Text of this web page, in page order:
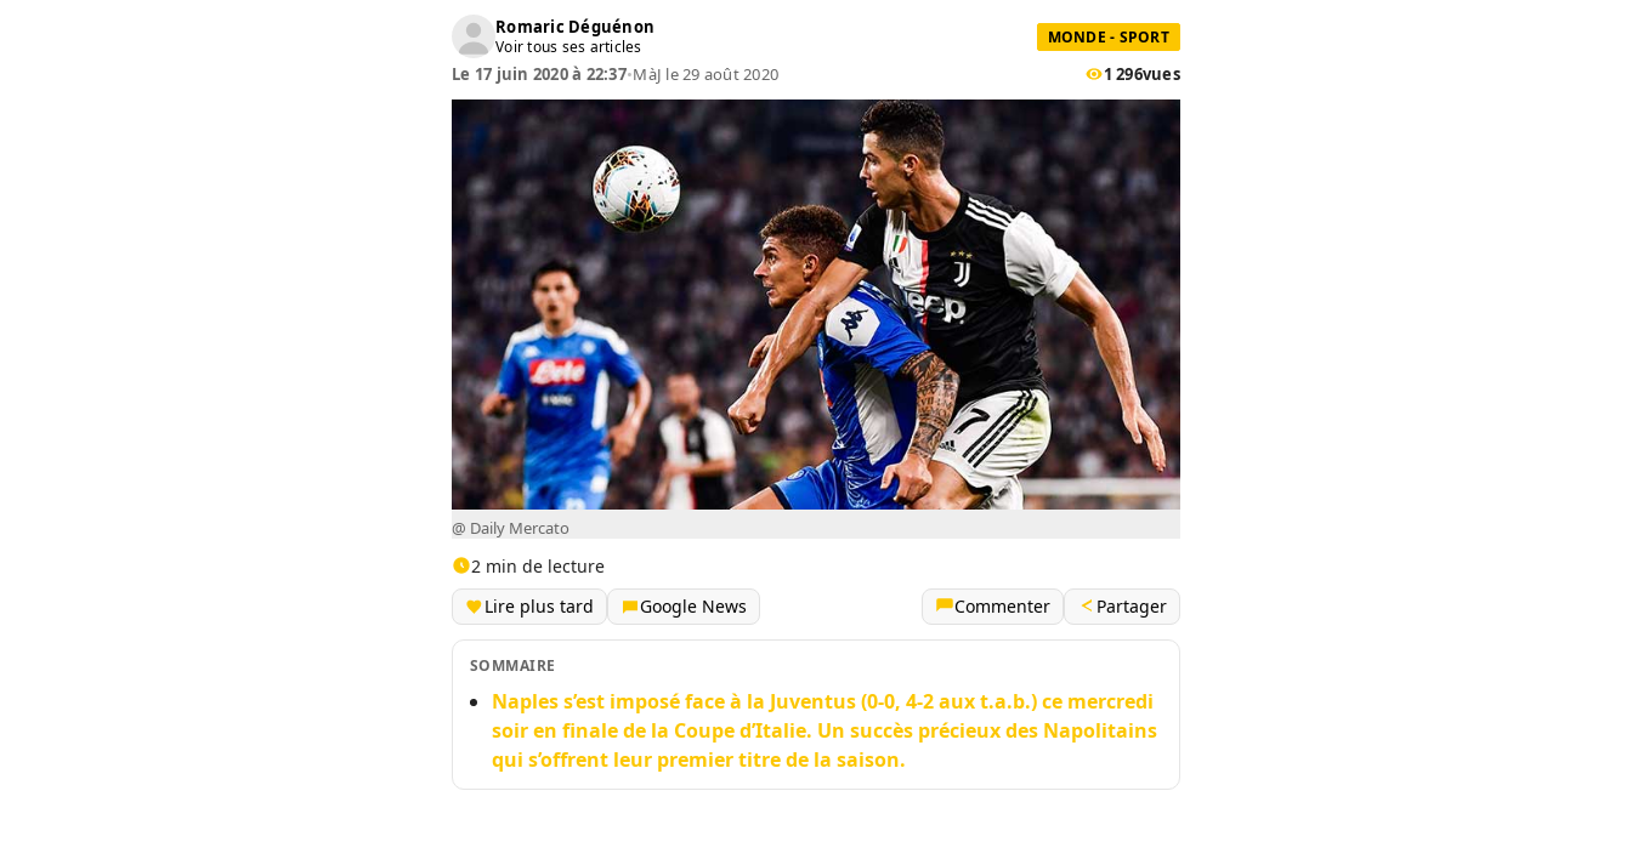
Romaric Déguénon
Voir tous ses articles MONDE - SPORT
Le 17 juin 2020 à 22:37•MàJ le 29 août 2020 1 296vues
@ Daily Mercato
2 min de lecture
Lire plus tard
Google News Commenter Partager
SOMMAIRE
Naples s’est imposé face à la Juventus (0-0, 4-2 aux t.a.b.) ce mercredi
soir en finale de la Coupe d’Italie. Un succès précieux des Napolitains
qui s’offrent leur premier titre de la saison.